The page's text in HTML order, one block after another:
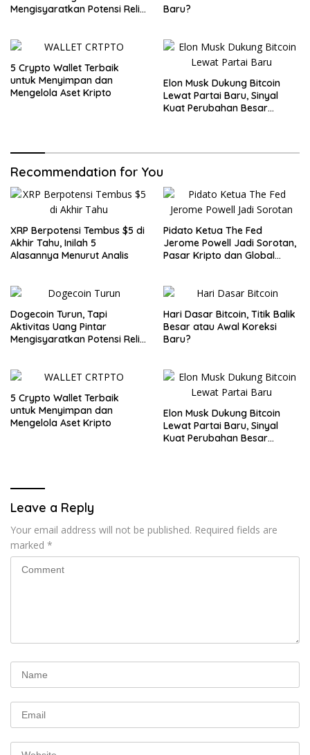
Mengisyaratkan Potensi Reli
Baru?
5 Crypto Wallet Terbaik
untuk Menyimpan dan
Mengelola Aset Kripto
Elon Musk Dukung Bitcoin
Lewat Partai Baru, Sinyal
Kuat Perubahan Besar
Recommendation for You
XRP Berpotensi Tembus $5 di
Akhir Tahu, Inilah 5
Alasannya Menurut Analis
Pidato Ketua The Fed
Jerome Powell Jadi Sorotan,
Pasar Kripto dan Global
Dogecoin Turun, Tapi
Aktivitas Uang Pintar
Mengisyaratkan Potensi Reli
Hari Dasar Bitcoin, Titik Balik
Besar atau Awal Koreksi
Baru?
5 Crypto Wallet Terbaik
untuk Menyimpan dan
Mengelola Aset Kripto
Elon Musk Dukung Bitcoin
Lewat Partai Baru, Sinyal
Kuat Perubahan Besar
Leave a Reply
Your email address will not be published. Required fields are
marked *